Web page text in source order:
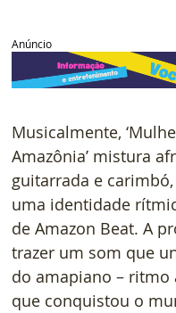
Anúncio
Musicalmente,
Amazônia’ mistura
guitarrada e
uma identidade
de Amazon Beat. A
trazer um som que
do amapiano – ritmo
que conquistou o